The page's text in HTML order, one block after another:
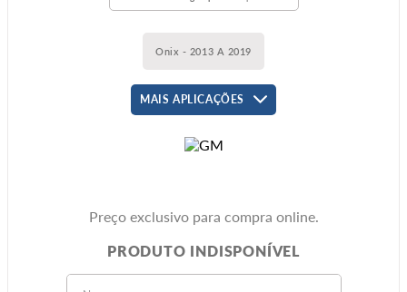
Onix - 2013 A 2019
MAIS APLICAÇÕES
Preço exclusivo para compra online.